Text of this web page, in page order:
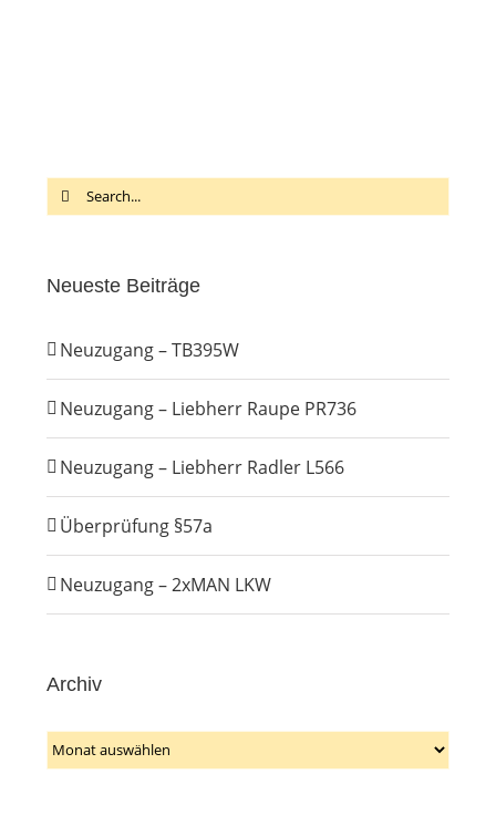
Search
Neueste Beiträge
Neuzugang – TB395W
Neuzugang – Liebherr Raupe PR736
Neuzugang – Liebherr Radler L566
Überprüfung §57a
Neuzugang – 2xMAN LKW
Archiv
Archiv